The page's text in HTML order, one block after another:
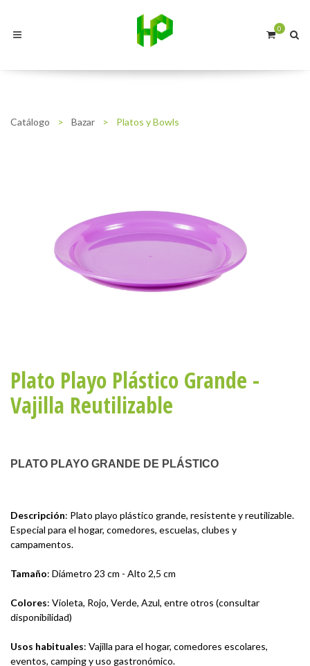
0
Catálogo > Bazar > Platos y Bowls
Plato Playo Plástico Grande -
Vajilla Reutilizable
PLATO PLAYO GRANDE DE PLÁSTICO
Descripción: Plato playo plástico grande, resistente y reutilizable.
Especial para el hogar, comedores, escuelas, clubes y
campamentos.
Tamaño: Diámetro 23 cm - Alto 2,5 cm
Colores: Violeta, Rojo, Verde, Azul, entre otros (consultar
disponibilidad)
Usos habituales: Vajilla para el hogar, comedores escolares,
eventos, camping y uso gastronómico.